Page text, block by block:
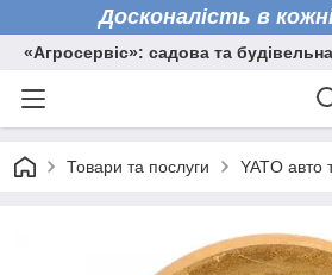
Досконалість в
«Агросервіс»: садова та
Товари та послуги YATO авто